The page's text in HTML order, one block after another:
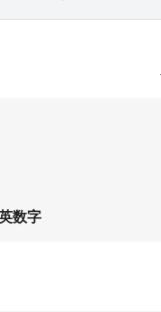
鈴蘭台西町
数字